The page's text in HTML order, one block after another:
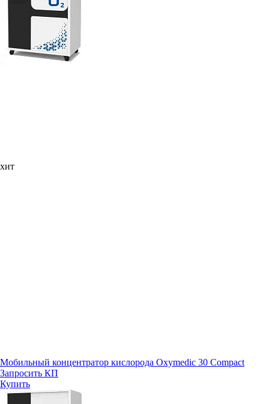
хит
Мобильный концентратор кислорода Oxymedic 30 Compact
Запросить КП
Купить